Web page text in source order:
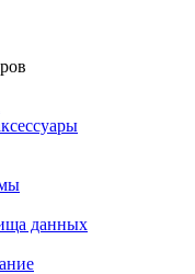
данных